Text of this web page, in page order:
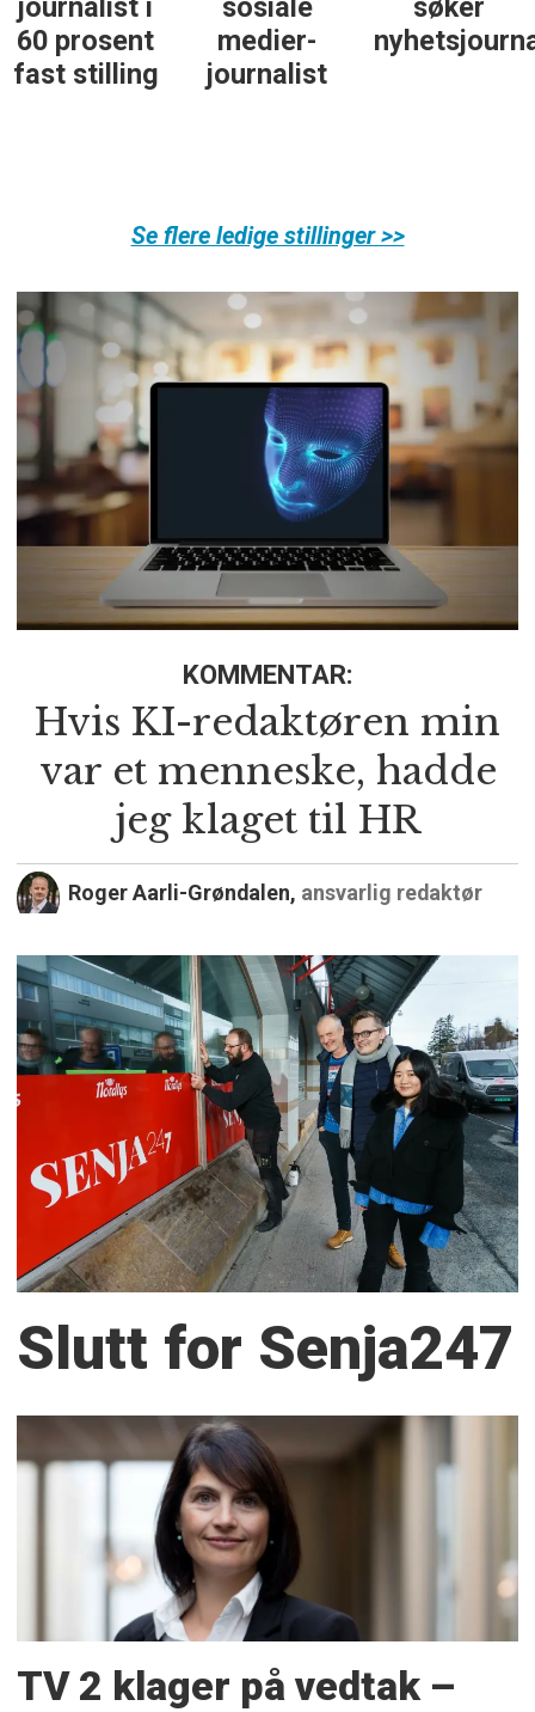
journalist i
60 prosent
fast stilling
sosiale
medier-
journalist
søker
Se flere ledige stillinger >>
KOMMENTAR:
Hvis KI-redaktøren min
var et menneske, hadde
jeg klaget til HR
Roger Aarli-Grøndalen, ansvarlig redaktør
Slutt for Senja247
TV 2 klager på vedtak –